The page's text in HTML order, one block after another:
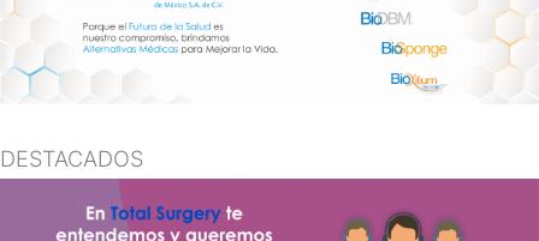
DESTACADOS